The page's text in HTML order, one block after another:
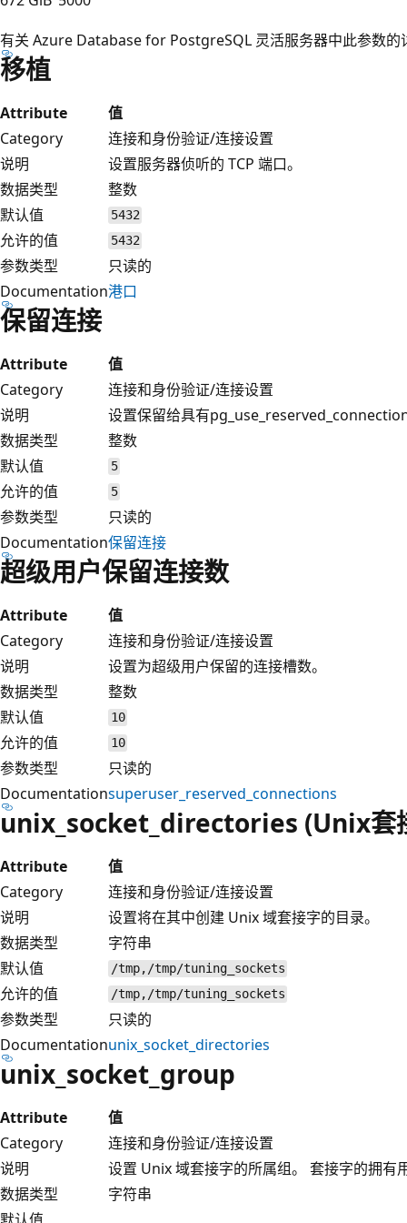
有关 Azure Database for PostgreSQL 灵活服务器中此参数
移植
Attribute
值
Category
连接和身份验证/连接设置
说明
设置服务器侦听的 TCP 端口。
数据类型
整数
默认值
5432
允许的值 5432
参数类型
只读的
Documentation港口
保留连接
Attribute
值
Category
连接和身份验证/连接设置
说明
设置保留给具有
数据类型
整数
默认值
5
允许的值 5
参数类型
只读的
Documentation保留连接
超级用户保留连接数
Attribute
值
Category
连接和身份验证/连接设置
说明
设置为超级用户保留的连接槽数。
数据类型
整数
默认值
10
允许的值 10
参数类型
只读的
Documentationsuperuser_reserved_connections
unix_socket_directories (Unix套
Attribute
值
Category
连接和身份验证/连接设置
说明
设置将在其中创建 Unix 域套接字的目录。
数据类型
字符串
默认值
/tmp,/tmp/tuning_sockets
允许的值 /tmp,/tmp/tuning_sockets
参数类型
只读的
Documentationunix_socket_directories
unix_socket_group
Attribute
值
Category
连接和身份验证/连接设置
说明
设置 Unix 域套接字的所属组。 套接字的拥有
数据类型
字符串
默认值